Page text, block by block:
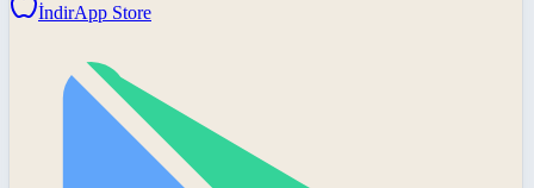
İndirApp Store